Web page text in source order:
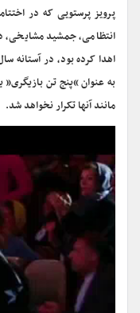
پرویز پرستویی که در
انتظامی، جمشید
اهدا کرده بود، در آستانه
به عنوان “پنج تن
مانند آنها تکرار نخواهد شد.
ویدیو